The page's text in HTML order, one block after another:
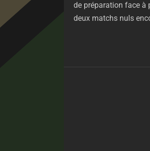
de préparation face à
deux matchs nuls